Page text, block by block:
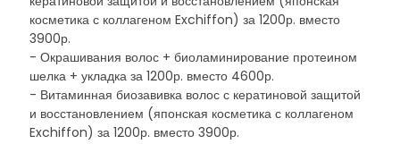
косметика с коллагеном Exchiffon) за 1200р. вместо
3900р.
- Окрашивания волос + биоламинирование протеином
шелка + укладка за 1200р. вместо 4600р.
- Витаминная биозавивка волос с кератиновой защитой
и восстановлением (японская косметика с коллагеном
Exchiffon) за 1200р. вместо 3900р.